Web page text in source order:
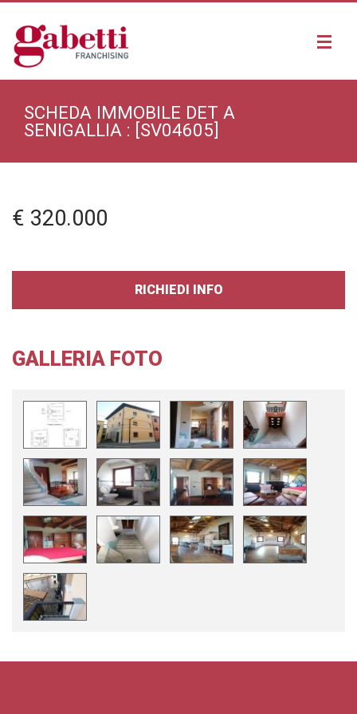
SCHEDA IMMOBILE DET A
SENIGALLIA : [SV04605]
ALTRA VILLA A SENIGALLIA
€ 320.000
RICHIEDI INFO
GALLERIA FOTO